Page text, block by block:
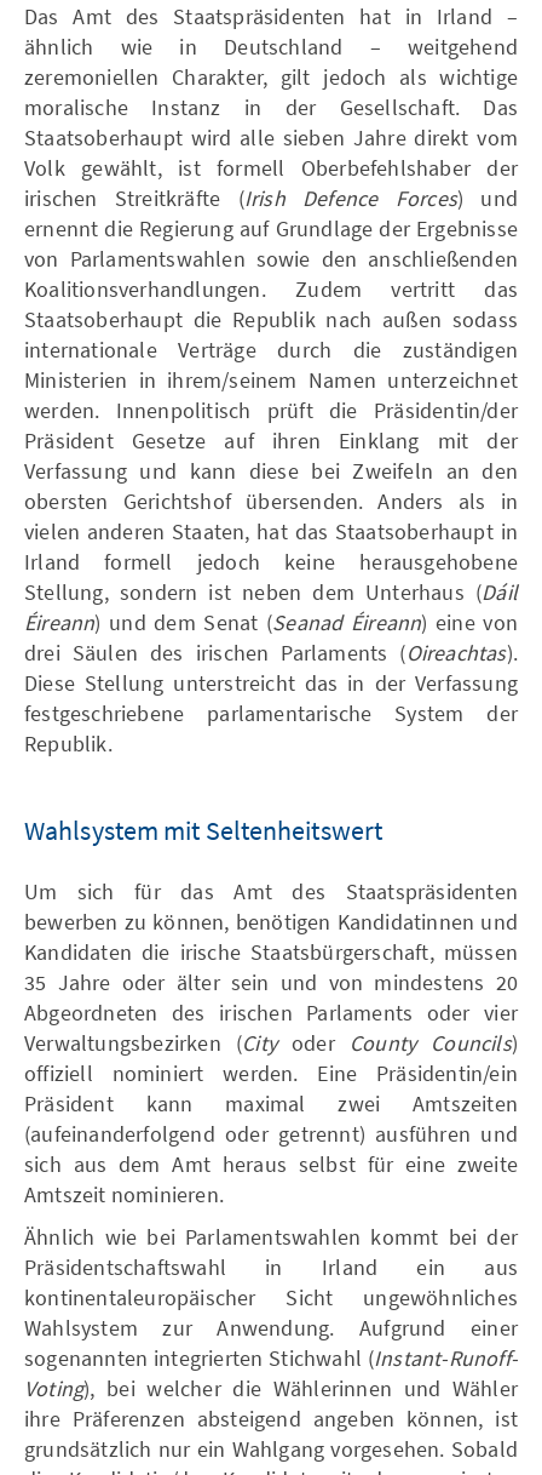
Das Amt des Staatspräsidenten hat in Irland –
ähnlich wie in Deutschland – weitgehend
zeremoniellen Charakter, gilt jedoch als wichtige
moralische Instanz in der Gesellschaft. Das
Staatsoberhaupt wird alle sieben Jahre direkt vom
Volk gewählt, ist formell Oberbefehlshaber der
irischen Streitkräfte (Irish Defence Forces) und
ernennt die Regierung auf Grundlage der Ergebnisse
von Parlamentswahlen sowie den anschließenden
Koalitionsverhandlungen. Zudem vertritt das
Staatsoberhaupt die Republik nach außen sodass
internationale Verträge durch die zuständigen
Ministerien in ihrem/seinem Namen unterzeichnet
werden. Innenpolitisch prüft die Präsidentin/der
Präsident Gesetze auf ihren Einklang mit der
Verfassung und kann diese bei Zweifeln an den
obersten Gerichtshof übersenden. Anders als in
vielen anderen Staaten, hat das Staatsoberhaupt in
Irland formell jedoch keine herausgehobene
Stellung, sondern ist neben dem Unterhaus (Dáil
Éireann) und dem Senat (Seanad Éireann) eine von
drei Säulen des irischen Parlaments (Oireachtas).
Diese Stellung unterstreicht das in der Verfassung
festgeschriebene parlamentarische System der
Republik.
Wahlsystem mit Seltenheitswert
Um sich für das Amt des Staatspräsidenten
bewerben zu können, benötigen Kandidatinnen und
Kandidaten die irische Staatsbürgerschaft, müssen
35 Jahre oder älter sein und von mindestens 20
Abgeordneten des irischen Parlaments oder vier
Verwaltungsbezirken (Cityoder County Councils)
offiziell nominiert werden. Eine Präsidentin/ein
Präsident kann maximal zwei Amtszeiten
(aufeinanderfolgend oder getrennt) ausführen und
sich aus dem Amt heraus selbst für eine zweite
Amtszeit nominieren.
Ähnlich wie bei Parlamentswahlen kommt bei der
Präsidentschaftswahl in Irland ein aus
kontinentaleuropäischer Sicht ungewöhnliches
Wahlsystem zur Anwendung. Aufgrund einer
sogenannten integrierten Stichwahl (Instant-Runoff-
Voting), bei welcher die Wählerinnen und Wähler
ihre Präferenzen absteigend angeben können, ist
grundsätzlich nur ein Wahlgang vorgesehen. Sobald